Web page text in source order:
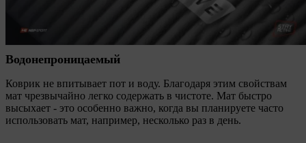
Водонепроницаемый
Коврик не впитывает пот и воду. Благодаря этим свойствам
мат чрезвычайно легко содержать в чистоте. Мат быстро
высыхает - это особенно важно, когда вы планируете часто
использовать мат, например, несколько раз в день.